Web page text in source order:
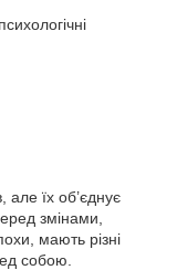
але їх об’єднує
змінами,
мають різні
собою.